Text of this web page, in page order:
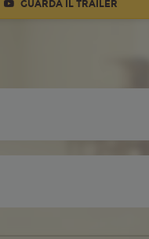
GUARDA IL TRAILER